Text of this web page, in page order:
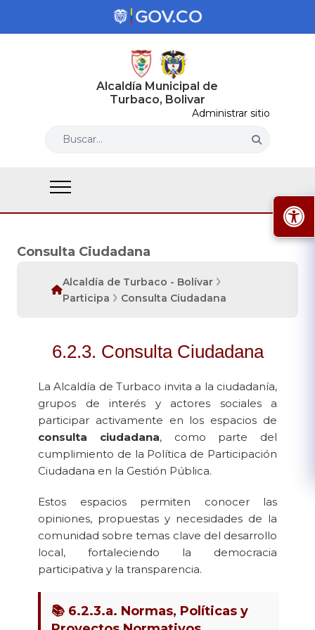
Alcaldía Municipal de
Turbaco, Bolivar
Administrar sitio
Buscar...
Consulta Ciudadana
Alcaldía de Turbaco - Bolívar
Participa
Consulta Ciudadana
6.2.3. Consulta Ciudadana
La Alcaldía de Turbaco invita a la ciudadanía,
grupos de interés y actores sociales a
participar activamente en los espacios de
consulta ciudadana, como parte del
cumplimiento de la Política de Participación
Ciudadana en la Gestión Pública.
Estos espacios permiten conocer las
opiniones, propuestas y necesidades de la
comunidad sobre temas clave del desarrollo
local, fortaleciendo la democracia
participativa y la transparencia.
📚 6.2.3.a. Normas, Políticas y